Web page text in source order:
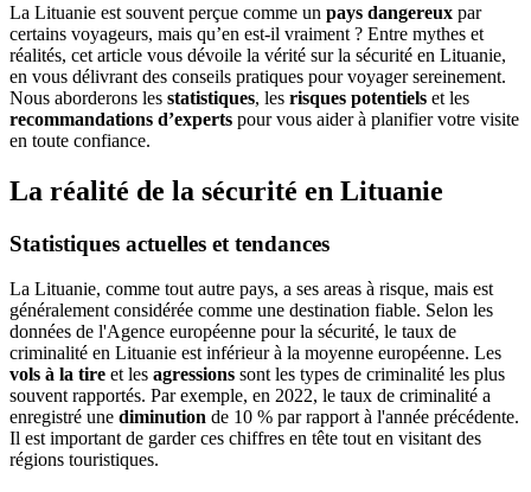
La Lituanie est souvent perçue comme un pays dangereux par
certains voyageurs, mais qu’en est-il vraiment ? Entre mythes et
réalités, cet article vous dévoile la vérité sur la sécurité en Lituanie,
en vous délivrant des conseils pratiques pour voyager sereinement.
Nous aborderons les statistiques, les risques potentiels et les
recommandations d’experts pour vous aider à planifier votre visite
en toute confiance.
La réalité de la sécurité en Lituanie
Statistiques actuelles et tendances
La Lituanie, comme tout autre pays, a ses areas à risque, mais est
généralement considérée comme une destination fiable. Selon les
données de l'Agence européenne pour la sécurité, le taux de
criminalité en Lituanie est inférieur à la moyenne européenne. Les
vols à la tire et les agressions sont les types de criminalité les plus
souvent rapportés. Par exemple, en 2022, le taux de criminalité a
enregistré une diminution de 10 % par rapport à l'année précédente.
Il est important de garder ces chiffres en tête tout en visitant des
régions touristiques.